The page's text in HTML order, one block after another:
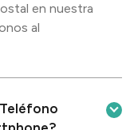
en nuestra
al